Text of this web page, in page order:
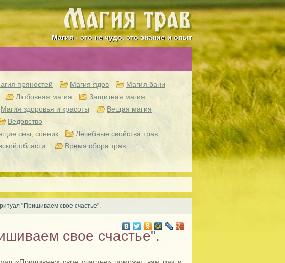
Магия - это не чудо, это знание и опыт
пряностей Магия ядов
Магия бани
Любовная магия
Защитная магия
Магия здоровья и красоты
Вещая магия
Ведовство
сны, сонник
Лечебные свойства трав
области.
Время сбора трав
"Пришиваем свое счастье".
свое счастье".